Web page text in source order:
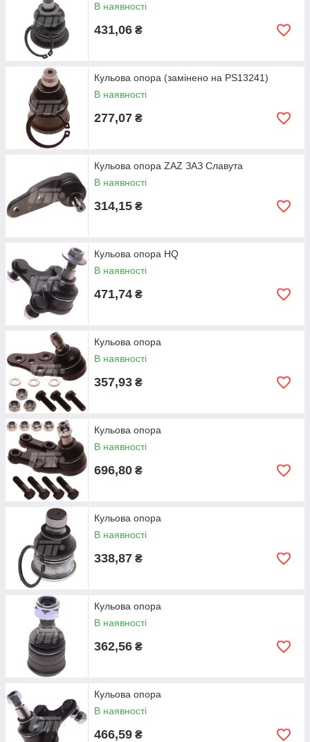
В наявності
431,06 ₴
Кульова опора (замінено на PS13241)
В наявності
277,07 ₴
Кульова опора ZAZ ЗАЗ Славута
В наявності
314,15 ₴
Кульова опора HQ
В наявності
471,74 ₴
Кульова опора
В наявності
357,93 ₴
Кульова опора
В наявності
696,80 ₴
Кульова опора
В наявності
338,87 ₴
Кульова опора
В наявності
362,56 ₴
Кульова опора
В наявності
466,59 ₴